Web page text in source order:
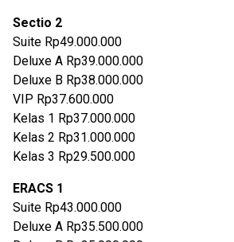
Sectio 2
Suite Rp49.000.000
Deluxe A Rp39.000.000
Deluxe B Rp38.000.000
VIP Rp37.600.000
Kelas 1 Rp37.000.000
Kelas 2 Rp31.000.000
Kelas 3 Rp29.500.000
ERACS 1
Suite Rp43.000.000
Deluxe A Rp35.500.000